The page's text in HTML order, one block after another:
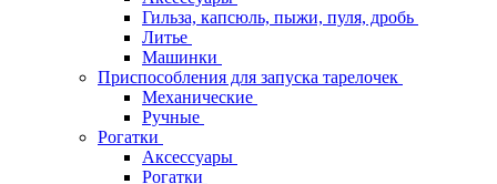
Гильза, капсюль, пыжи, пуля, дробь
Литье
Машинки
Приспособления для запуска тарелочек
Механические
Ручные
Рогатки
Аксессуары
Рогатки